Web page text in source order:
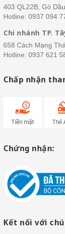
403 QL22B, Gò
Hotline: 0937 094
Chi nhánh TP.
658 Cách Mạng
Hotline: 0937 621
Chấp nhận
Chứng nhận:
Kết nối với